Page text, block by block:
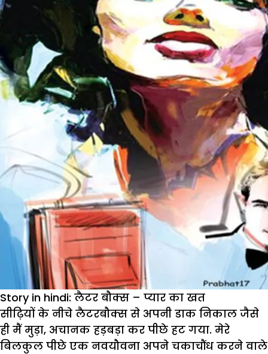
हुआ
आशिक
शालिनी
के
लौटने
पर
क्यों
परेशान थी
विनीता
Story in hindi: लैटर बौक्स – प्यार का खत
सीढ़ियों के नीचे लैटरबौक्स से अपनी डाक निकाल जैसे
ही मैं मुड़ा, अचानक हड़बड़ा कर पीछे हट गया. मेरे
बिलकुल पीछे एक नवयौवना अपने चकाचौंध करने वाले